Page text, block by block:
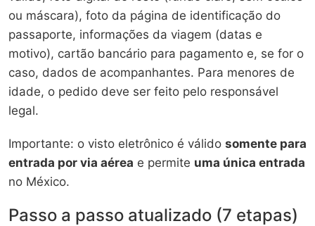
ou máscara), foto da página de identificação do
passaporte, informações da viagem (datas e
motivo), cartão bancário para pagamento e, se for o
caso, dados de acompanhantes. Para menores de
idade, o pedido deve ser feito pelo responsável
legal.
Importante: o visto eletrônico é válido somente para
entrada por via aérea e permite uma única entrada
no México.
Passo a passo atualizado (7 etapas)